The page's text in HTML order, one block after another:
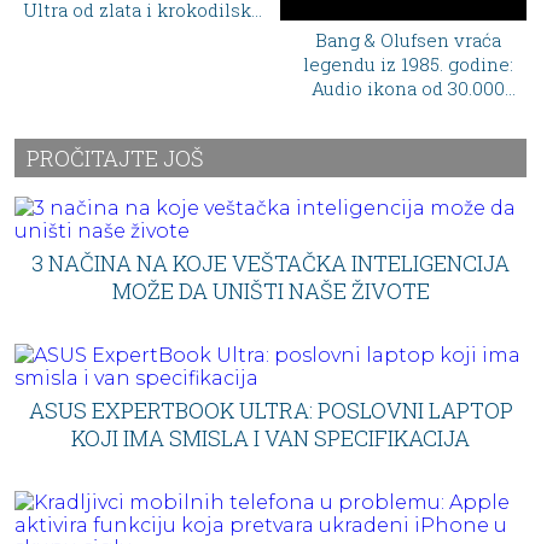
svakog kolekcionara
Caviar slavi Mesija i
Ronalda luksuznim iPhone
i Samsung telefonima
PROČITAJTE JOŠ
3 NAČINA NA KOJE VEŠTAČKA INTELIGENCIJA
MOŽE DA UNIŠTI NAŠE ŽIVOTE
ASUS EXPERTBOOK ULTRA: POSLOVNI LAPTOP
KOJI IMA SMISLA I VAN SPECIFIKACIJA